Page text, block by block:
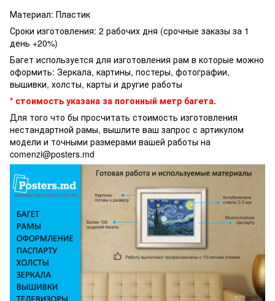
Материал: Пластик
Сроки изготовления: 2 рабочих дня (срочные заказы за 1
день +20%)
Багет используется для изготовления рам в которые можно
оформить: Зеркала, картины, постеры, фотографии,
вышивки, холсты, карты и другие работы
* стоимость указана за погонный метр багета.
Для того что бы просчитать стоимость изготовления
нестандартной рамы, вышлите ваш запрос с артикулом
модели и точными размерами вашей работы на
comenzi@posters.md